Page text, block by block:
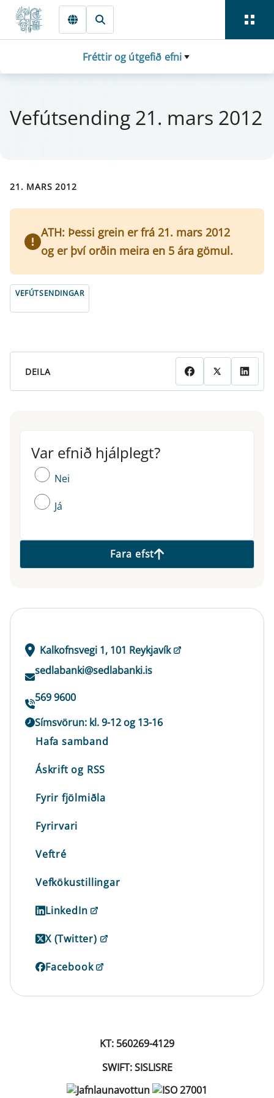
Fara beint í Meginmál
Fréttir og útgefið efni
Vefút­send­ing 21. mars 2012
21. MARS 2012
ATH: Þessi grein er frá 21. mars 2012
og er því orðin meira en 5 ára gömul.
VEFÚTSENDINGAR
DEILA
Var efnið hjálplegt?
Var efnið hjálplegt?
Nei
Já
Fara efst
Kalkofnsvegi 1, 101 Reykjavík
sedlabanki@sedlabanki.is
569 9600
Símsvörun: kl. 9-12 og 13-16
Hafa samband
Áskrift og RSS
Fyrir fjölmiðla
Fyrirvari
Veftré
Vefkökustillingar
LinkedIn
X (Twitter)
Facebook
KT: 560269-4129
SWIFT: SISLISRE